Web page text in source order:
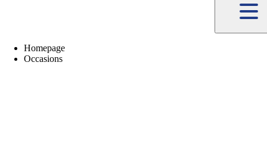
Homepage
Occasions